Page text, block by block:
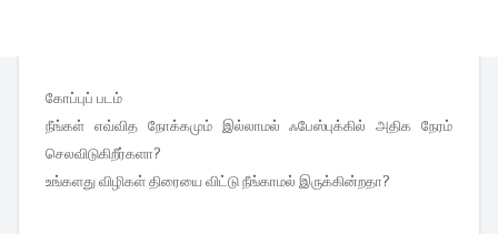
கோப்புப் படம்
நீங்கள் எவ்வித நோக்கமும் இல்லாமல் ஃபேஸ்புக்கில் அதிக நேரம்
செலவிடுகிறீர்களா?
உங்களது விழிகள் திரையை விட்டு நீங்காமல் இருக்கின்றதா?